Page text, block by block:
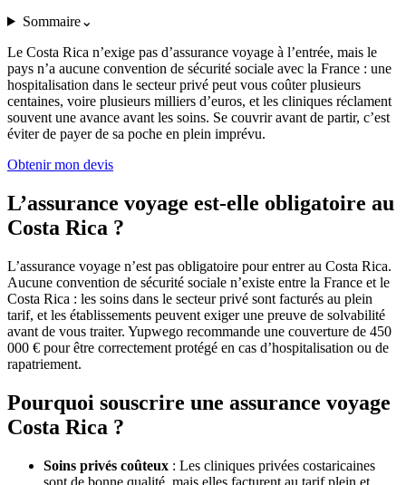
Sommaire⌄
Le Costa Rica n’exige pas d’assurance voyage à l’entrée, mais le
pays n’a aucune convention de sécurité sociale avec la France : une
hospitalisation dans le secteur privé peut vous coûter plusieurs
centaines, voire plusieurs milliers d’euros, et les cliniques réclament
souvent une avance avant les soins. Se couvrir avant de partir, c’est
éviter de payer de sa poche en plein imprévu.
Obtenir mon devis
L’assurance voyage est-elle obligatoire au
Costa Rica ?
L’assurance voyage n’est pas obligatoire pour entrer au Costa Rica.
Aucune convention de sécurité sociale n’existe entre la France et le
Costa Rica : les soins dans le secteur privé sont facturés au plein
tarif, et les établissements peuvent exiger une preuve de solvabilité
avant de vous traiter. Yupwego recommande une couverture de 450
000 € pour être correctement protégé en cas d’hospitalisation ou de
rapatriement.
Pourquoi souscrire une assurance voyage
Costa Rica ?
Soins privés coûteux : Les cliniques privées costaricaines
sont de bonne qualité, mais elles facturent au tarif plein et